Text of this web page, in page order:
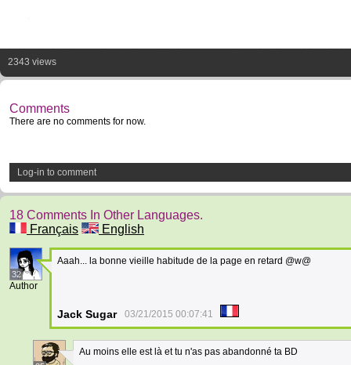
2343 views
Comments
There are no comments for now.
Log-in to comment
18 Comments In Other Languages.
Français
English
32
Author
Aaah... la bonne vieille habitude de la page en retard @w@
Jack Sugar 03/21/2015 00:07:41
Au moins elle est là et tu n'as pas abandonné ta BD